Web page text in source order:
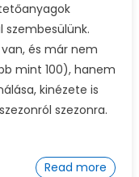
és már nem
mint 100), hanem
kinézete is
szezonra.
Read more